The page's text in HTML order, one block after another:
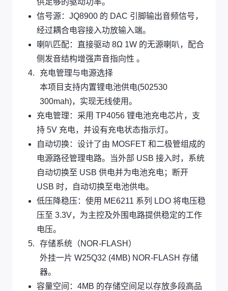
供足够的驱动功率。
信号源：JQ8900 的 DAC 引脚输出音频信号，
经过耦合电容接入功放输入端。
喇叭匹配：直接驱动 8Ω 1W 的无源喇叭，配合
侧发音结构增强声音指向性 。
充电管理与电源选择
本项目支持内置锂电池供电(502530
300mah)，实现无线使用。
充电管理：采用 TP4056 锂电池充电芯片，支
持 5V 充电，并设有充电状态指示灯。
自动切换：设计了由 MOSFET 和二极管组成的
电源路径管理电路。当外部 USB 接入时，系统
自动切换至 USB 供电并为电池充电；断开
USB 时，自动切换至电池供电。
低压降稳压：使用 ME6211 系列 LDO 将电压稳
压至 3.3V，为主控及外围电路提供稳定的工作
电压。
存储系统（NOR-FLASH）
外挂一片 W25Q32 (4MB) NOR-FLASH 存储
器。
容量空间：4MB 的存储空间足以存放多段高品